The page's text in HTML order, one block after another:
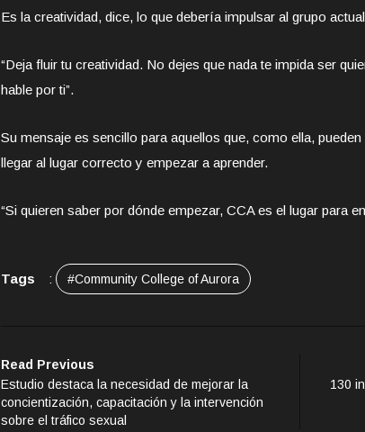
Es la creatividad, dice, lo que debería impulsar al grupo
“Deja fluir tu creatividad. No dejes que nada te impida ser
hable por ti”.
Su mensaje es sencillo para aquellos que, como ella,
llegar al lugar correcto y empezar a aprender.
“Si quieren saber por dónde empezar, CCA es el lugar para
Tags : #Community College of Aurora
Read Previous
Estudio destaca la necesidad de mejorar la
concientización, capacitación y la intervención
sobre el tráfico sexual
130